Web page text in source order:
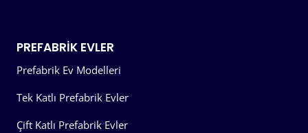
PREFABRIK EVLER
Prefabrik Ev Modelleri
Tek Katlı Prefabrik Evler
Çift Katlı Prefabrik Evler